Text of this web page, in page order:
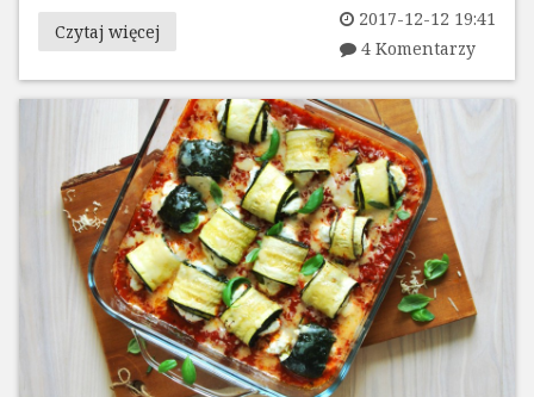
2017-12-12 19:41
4 Komentarzy
Czytaj więcej